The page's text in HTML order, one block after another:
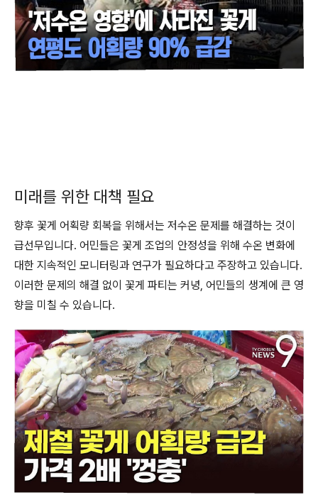
미래를 위한 대책 필요
향후 꽃게 어획량 회복을 위해서는 저수온 문제를 해결하는 것이
급선무입니다. 어민들은 꽃게 조업의 안정성을 위해 수온 변화에
대한 지속적인 모니터링과 연구가 필요하다고 주장하고 있습니다.
이러한 문제의 해결 없이 꽃게 파티는 커녕, 어민들의 생계에 큰 영
향을 미칠 수 있습니다.